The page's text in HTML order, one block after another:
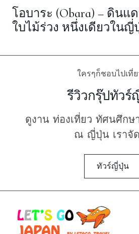
โอบาระ (Obara) – ดินแ
ใบไม้ร่วง หนึ่งเดียวในญี่
ใครๆก็ชอบไปเที่ย
รีวิวกรุ๊ปทัวร์
ดูงาน ท่องเที่ยว ทัศนศึก
ณ ญี่ปุ่น เราจั
ทัวร์ญี่ปุ่น